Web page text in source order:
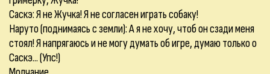
Саскэ: Я не Жучка! Я не согласен играть собаку!
Наруто (поднимаясь с земли): А я не хочу, чтоб он сзади меня
стоял! Я напрягаюсь и не могу думать об игре, думаю только о
Саскэ... (Упс!)